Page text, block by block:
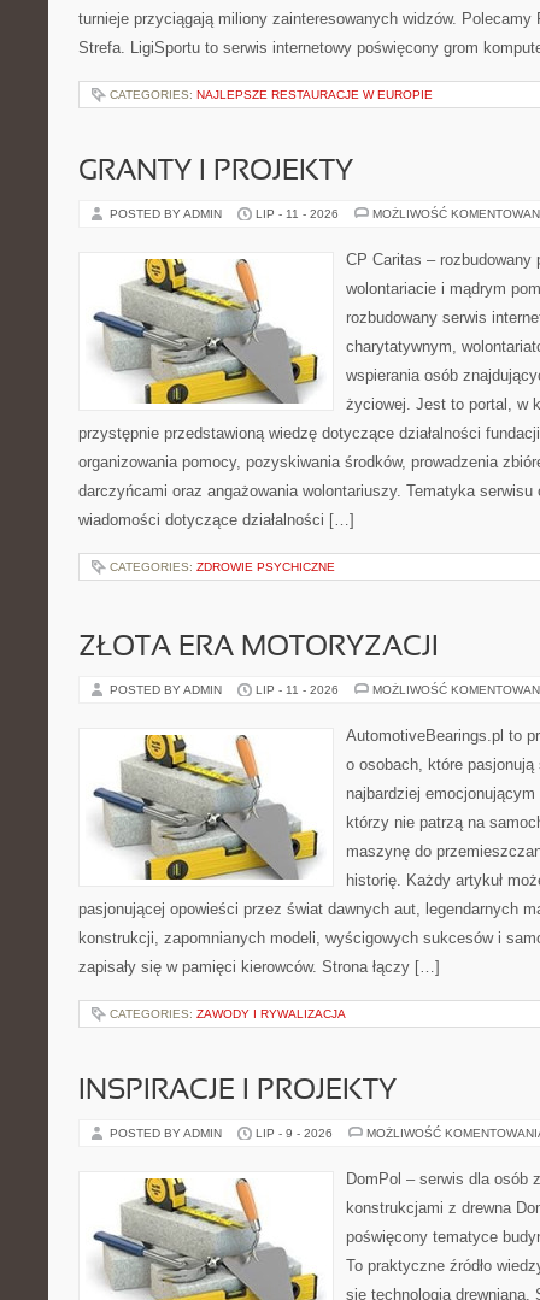
turnieje przyciągają miliony zainteresowanych widzów.
Strefa. LigiSportu to serwis internetowy poświęcony grom
CATEGORIES: NAJLEPSZE RESTAURACJE W EUROPIE
GRANTY I PROJEKTY
POSTED BY ADMIN LIP - 11 - 2026 MOŻLIWOŚĆ
CP Caritas – rozbudowany
wolontariacie i mądrym
rozbudowany serwis
charytatywnym,
wspierania osób
życiowej. Jest to portal, w
przystępnie przedstawioną wiedzę dotyczące działalności
organizowania pomocy, pozyskiwania środków, prowadzenia
darczyńcami oraz angażowania wolontariuszy. Tematyka
wiadomości dotyczące działalności […]
CATEGORIES: ZDROWIE PSYCHICZNE
ZŁOTA ERA MOTORYZACJI
POSTED BY ADMIN LIP - 11 - 2026 MOŻLIWOŚĆ
AutomotiveBearings.pl to
o osobach, które
najbardziej
którzy nie patrzą na
maszynę do
historię. Każdy artykuł
pasjonującej opowieści przez świat dawnych aut, legendarnych
konstrukcji, zapomnianych modeli, wyścigowych sukcesów i
zapisały się w pamięci kierowców. Strona łączy […]
CATEGORIES: ZAWODY I RYWALIZACJA
INSPIRACJE I PROJEKTY
POSTED BY ADMIN LIP - 9 - 2026 MOŻLIWOŚĆ
DomPol – serwis dla osób
konstrukcjami z drewna
poświęcony tematyce
To praktyczne źródło
się technologią drewnianą.